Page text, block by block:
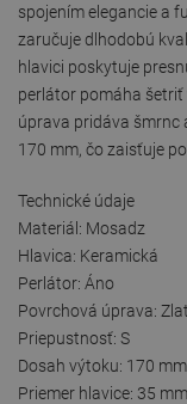
spojením elegancie a
zaručuje dlhodobú
hlavici poskytuje
perlátor pomáha
úprava pridáva šmrnc
170 mm, čo zaisťuje
Technické údaje
Materiál: Mosadz
Hlavica: Keramická
Perlátor: Áno
Povrchová úprava:
Priepustnosť: S
Dosah výtoku: 170 mm
Priemer hlavice: 35 mm